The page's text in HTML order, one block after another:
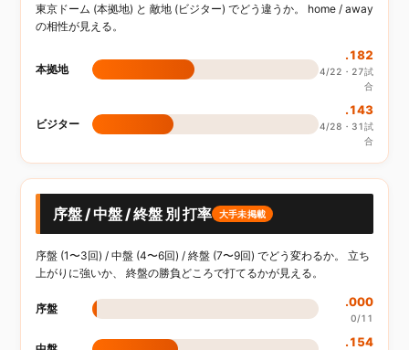
東京ドーム (本拠地) と 敵地 (ビジター) でどう違うか。 home / away
の相性が見える。
本拠地
.182
4/22・27試
合
ビジター
.143
4/28・31試
合
序盤 / 中盤 / 終盤 別 打率 大手未掲載
序盤 (1〜3回) / 中盤 (4〜6回) / 終盤 (7〜9回) でどう変わるか。 立ち
上がりに強いか、 終盤の勝負どころで打てるかが見える。
序盤 .000
0/11
.154